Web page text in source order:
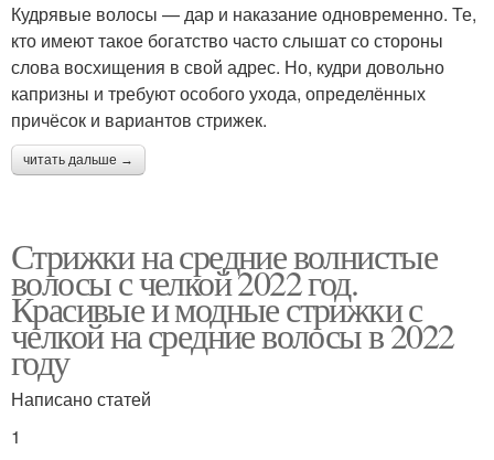
Кудрявые волосы — дар и наказание одновременно. Те,
кто имеют такое богатство часто слышат со стороны
слова восхищения в свой адрес. Но, кудри довольно
капризны и требуют особого ухода, определённых
причёсок и вариантов стрижек.
читать дальше →
Стрижки на средние волнистые
волосы с челкой 2022 год.
Красивые и модные стрижки с
челкой на средние волосы в 2022
году
Написано статей
1